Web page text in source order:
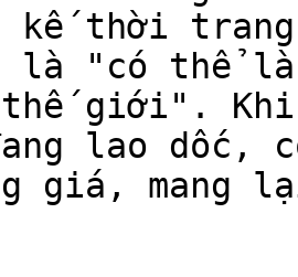
kế thời
là "có thể
thế giới". Khi
lao
giá, mang